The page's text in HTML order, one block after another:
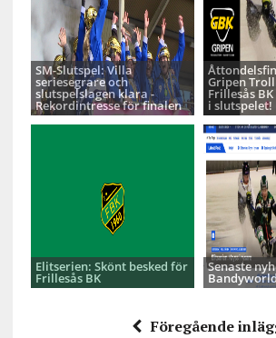
SM-Slutspel: Villa
seriesegrare och
slutspelslagen klara -
Rekordintresse för finalen
Gripen
Frillesås
i slutspelet!
Elitserien: Skönt besked för
Frillesås BK
Senaste
Föregående